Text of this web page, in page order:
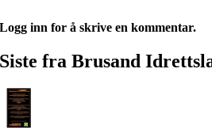
Logg inn for å skrive en kommentar.
Siste fra Brusand